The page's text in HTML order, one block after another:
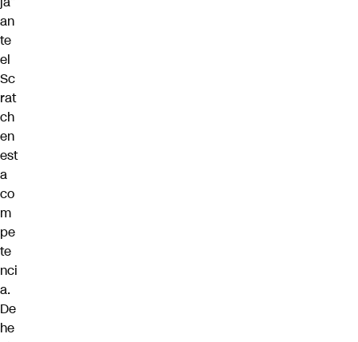
an
te
el
Sc
rat
ch
en
est
a
co
m
pe
te
nci
a.
De
he